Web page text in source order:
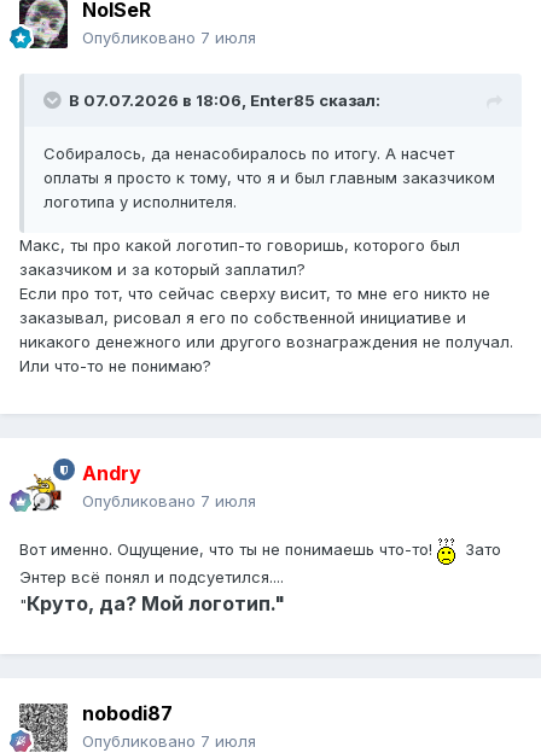
NoISeR
Опубликовано 7 июля
В 07.07.2026 в 18:06, Enter85 сказал:
Собиралось, да ненасобиралось по итогу. А насчет
оплаты я просто к тому, что я и был главным заказчиком
логотипа у исполнителя.
Макс, ты про какой логотип-то говоришь, которого был
заказчиком и за который заплатил?
Если про тот, что сейчас сверху висит, то мне его никто не
заказывал, рисовал я его по собственной инициативе и
никакого денежного или другого вознаграждения не получал.
Или что-то не понимаю?
Andry
Опубликовано 7 июля
Вот именно. Ощущение, что ты не понимаешь что-то!
Зато
Энтер всё понял и подсуетился....
"Круто, да? Мой логотип."
nobodi87
Опубликовано 7 июля